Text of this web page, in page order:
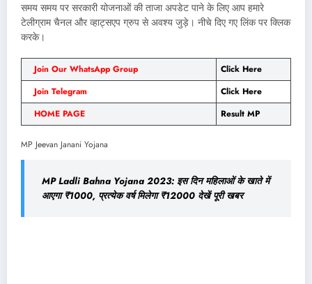
समय समय पर सरकारी योजनाओं की ताजा अपडेट पाने के लिए आप हमारे
टेलीग्राम चैनल और व्हाट्सएप ग्रुप से अवश्य जुड़े। नीचे दिए गए लिंक पर क्लिक
करके।
Join Our WhatsApp Group
Click Here
Join Telegram
Click Here
HOME PAGE
Result MP
MP Jeevan Janani Yojana
MP Ladli Bahna Yojana 2023: इस दिन महिलाओं के खाते में
आएगा ₹1000, प्रत्येक वर्ष मिलेगा ₹12000 देखें पूरी खबर